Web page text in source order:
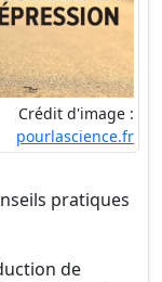
Crédit d'image :
pourlascience.fr
pratiques
de